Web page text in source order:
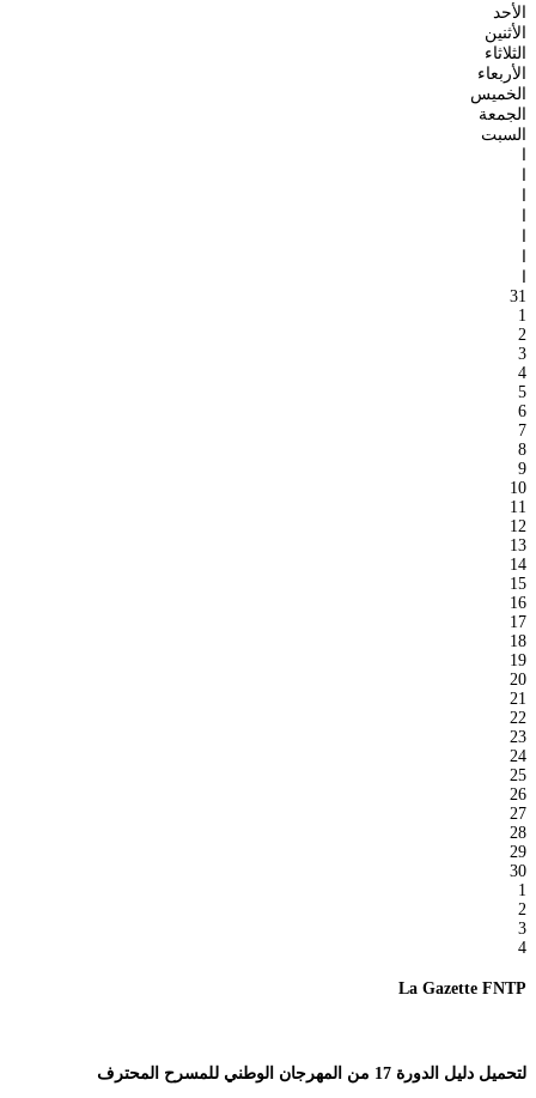
الأحد
الأثنين
الثلاثاء
الأربعاء
الخميس
الجمعة
السبت
31
1
2
3
4
5
6
7
8
9
10
11
12
13
14
15
16
17
18
19
20
21
22
23
24
25
26
27
28
29
30
1
2
3
4
La Gazette FNTP
لتحميل دليل الدورة 17 من المهرجان الوطني للمسرح المحترف